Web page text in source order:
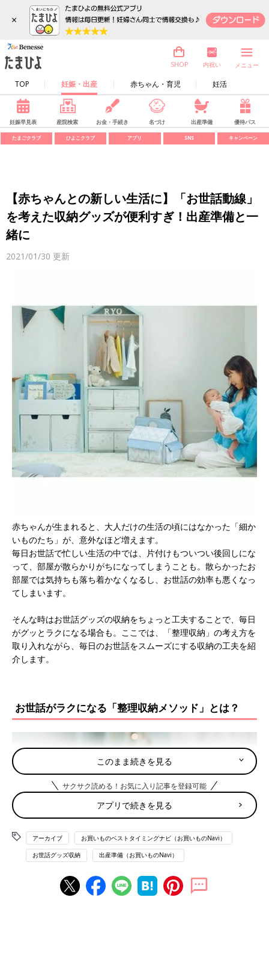
×
TOP 妊娠・出産 赤ちゃん・育児 妊活
SHOP 内祝い メニュー
妊娠早見表 産院検索 お金・手続き 名づけ 出産準備 優待パス
たまごクラブ ひよこクラブ アプリ SNS キャンペーン
【赤ちゃんとの新しい生活に】「お世話動線」
を考えた収納グッズが便利すぎ！出産準備と一
緒に
2021/01/30 更新
赤ちゃんが生まれると、大人だけの生活の頃にはなかった「細か
いものたち」が、意外なほど増えます。
毎日お世話で忙しい生活の中では、片付けもついつい後回しにな
って、部屋が散らかりがちになってしまうことも。散らかったお
部屋では気持ちも落ち着かなくなるし、お世話の効率も悪くなっ
てしまいます。
そんな時はお世話グッズの収納をちょっと工夫することで、毎日
がグッとラクになる場合も。ここでは、「整理収納」の考え方を
取り入れながら、毎日のお世話をスムーズにする収納の工夫を紹
介します。
お世話がラクになる「整理収納メソッド」とは？
このまま続きを見る
サクサク読める！お気に入り記事を登録可能
アプリで続きを見る
アーカイブ お買いものベストタイミングナビ（お買いものNavi）
お世話グッズ収納 出産準備（お買いものNavi）